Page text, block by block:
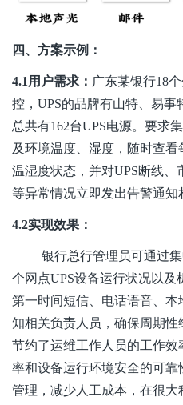
四、方案示例：
4.1用户需求： 广东某银行18
控，UPS的品牌有山特、易事
总共有162台UPS电源。要求
及环境温度、湿度，随时查
温湿度状态，并对UPS断线
等异常情况立即发出告警通知
4.2实现效果：
银行总行管理员可通过
个网点UPS设备运行状况以
第一时间短信、电话语音、
知相关负责人员，确保周期
节约了运维工作人员的工作效
率和设备运行环境安全的可
管理，减少人工成本，在很